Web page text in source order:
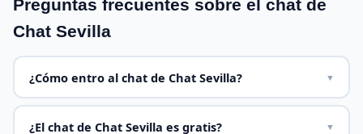
Preguntas frecuentes sobre el chat de
Chat Sevilla
¿Cómo entro al chat de Chat Sevilla? ▼
¿El chat de Chat Sevilla es gratis? ▼